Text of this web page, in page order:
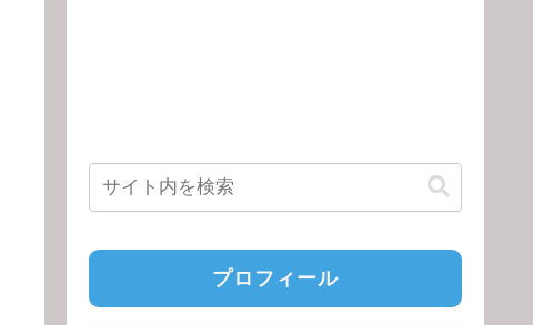
プロフィール